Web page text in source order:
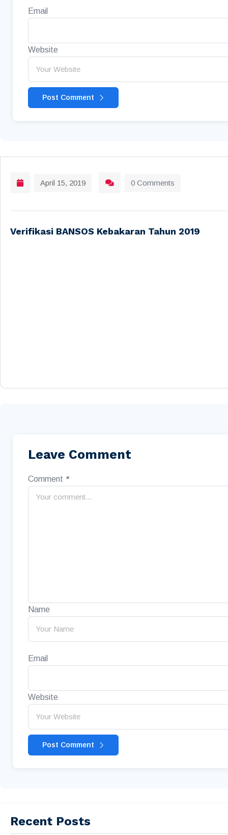
Email
Website
Post Comment
April 15, 2019 0 Comments
Verifikasi BANSOS Kebakaran Tahun 2019
Leave Comment
Comment *
Name
Email
Website
Post Comment
Recent Posts